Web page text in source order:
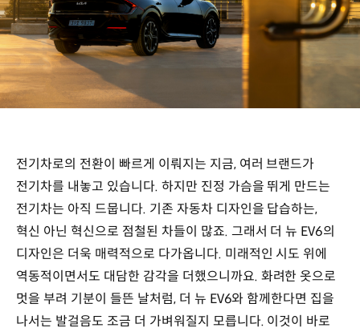
전기차로의 전환이 빠르게 이뤄지는 지금, 여러 브랜드가
전기차를 내놓고 있습니다. 하지만 진정 가슴을 뛰게 만드는
전기차는 아직 드뭅니다. 기존 자동차 디자인을 답습하는,
혁신 아닌 혁신으로 점철된 차들이 많죠. 그래서 더 뉴 EV6의
디자인은 더욱 매력적으로 다가옵니다. 미래적인 시도 위에
역동적이면서도 대담한 감각을 더했으니까요. 화려한 옷으로
멋을 부려 기분이 들뜬 날처럼, 더 뉴 EV6와 함께한다면 집을
나서는 발걸음도 조금 더 가벼워질지 모릅니다. 이것이 바로